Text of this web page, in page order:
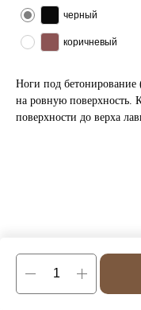
черный
коричневый
Ноги под
на ровную поверхность.
поверхности до верха